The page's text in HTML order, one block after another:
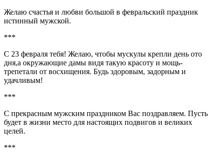
Желаю счастья и любви большой в февральский праздник
истинный мужской.
***
С 23 февраля тебя! Желаю, чтобы мускулы крепли день ото
дня,а окружающие дамы видя такую красоту и мощь-
трепетали от восхищения. Будь здоровым, задорным и
удачливым!
***
С прекрасным мужским праздником Вас поздравляем. Пусть
будет в жизни место для настоящих подвигов и великих
целей.
***